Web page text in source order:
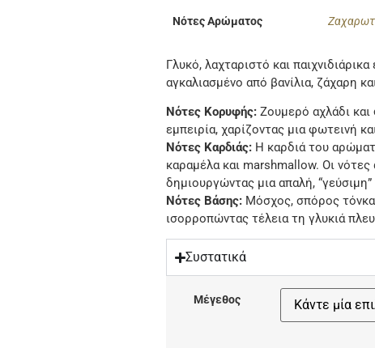
Νότες Αρώματος
Γλυκό, λαχταριστό και
αγκαλιασμένο από βανίλια, ζάχαρη
Νότες Κορυφής: Ζουμερό αχλάδι
εμπειρία, χαρίζοντας μια φωτεινή
Νότες Καρδιάς: Η καρδιά του
καραμέλα και marshmallow. Οι νότες
δημιουργώντας μια απαλή,
Νότες Βάσης: Μόσχος, σπόρος τόνκα
ισορροπώντας τέλεια τη γλυκιά
Συστατικά
Μέγεθος